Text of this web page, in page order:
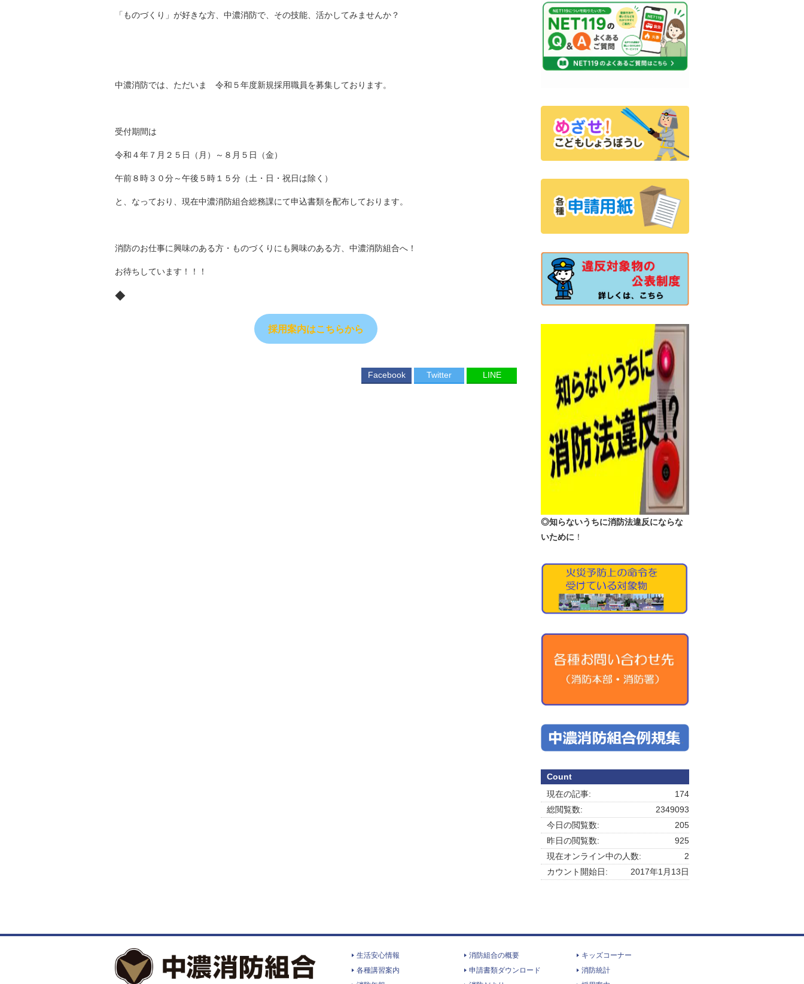
「ものづくり」が好きな方、中濃消防で、その技能、活かしてみませんか？
中濃消防では、ただいま 令和５年度新規採用職員を募集しております。
受付期間は
令和４年７月２５日（月）～８月５日（金）
午前８時３０分～午後５時１５分（土・日・祝日は除く）
と、なっており、現在中濃消防組合総務課にて申込書類を配布しております。
消防のお仕事に興味のある方・ものづくりにも興味のある方、中濃消防組合へ！
お待ちしています！！！
採用案内はこちらから
Facebook Twitter LINE
◎知らないうちに消防法違反にならな
いために ！
Count
174
現在の記事:
2349093
総閲覧数:
205
今日の閲覧数:
925
昨日の閲覧数:
2
現在オンライン中の人数:
2017年1月13日
カウント開始日:
生活安心情報 消防組合の概要
キッズコーナー
各種講習案内
申請書類ダウンロード
消防統計